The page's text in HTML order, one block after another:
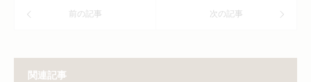
前の記事 次の記事
関連記事